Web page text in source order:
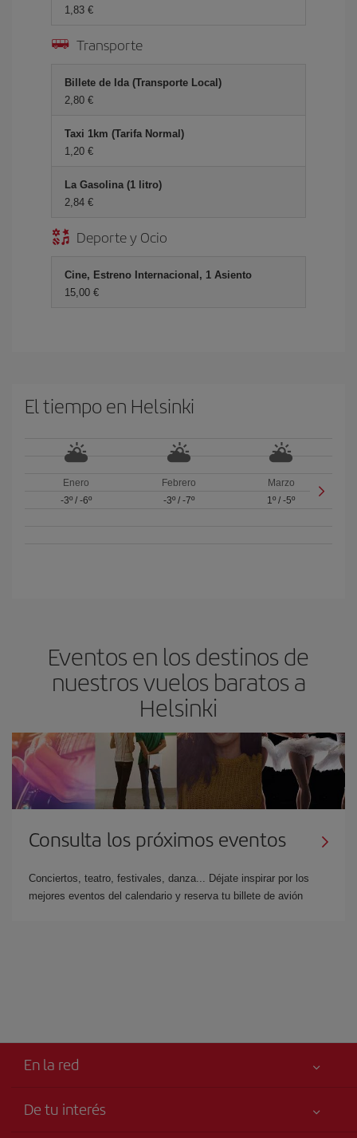
1,83 €
Transporte
Billete de Ida (Transporte Local)
2,80 €
Taxi 1km (Tarifa Normal)
1,20 €
La Gasolina (1 litro)
2,84 €
Deporte y Ocio
Cine, Estreno Internacional, 1 Asiento
15,00 €
El tiempo en Helsinki
Enero
-3º/ -6º
Febrero
-3º/ -7º
Marzo
1º /-5º
Eventos en los destinos de
nuestros vuelos baratos a
Helsinki
Consulta los próximos eventos
Conciertos, teatro, festivales, danza... Déjate inspirar por los
mejores eventos del calendario y reserva tu billete de avión
En la red
De tu interés